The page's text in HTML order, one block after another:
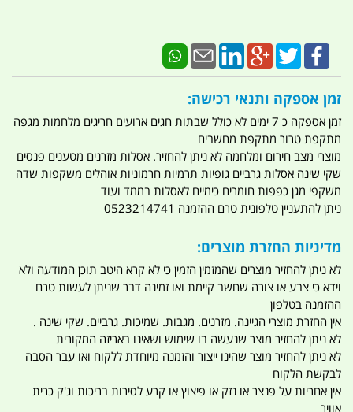
זמן אספקה ותנאי רכישה:
זמן אספקה כ 7 ימים לא כולל שבתות חגים ארועים חריגים מלחמות מגפה
מתקפת טרור מתקפת מחשבים
מוצרי מצב חירום ומלחמה לא ניתן להחזיר. אסלות מזרנים מטענים פנסים
שקי שינה אסלות גרביים גופיות תרמיות חרמוניות אוהלים משקפות שדה
משקפי מגן כפפות חומרים כימיים לאסלות בממד ועוד
ניתן להתעניין טלפונית טרם ההזמנה 0523214741
מדיניות החזרת מוצרים:
לא ניתן להחזיר מוצרים שהמזמין הזמין כי לא קרא היטב תוכן המודעה ולא
וידא כי צבע או צורה שחשב קיימת ואו זמינה דבר שניתן לעשות טרם
ההזמנה בטלפון
אין החזרת מוצרי הגיינה. מזרנים. מגבות. שמיכות. גרביים. שקי שינה .
לא ניתן להחזיר מוצר שנעשה בו שימוש ושאינו באריזה המקורית
לא ניתן להחזיר מוצר שהינו ייצור והזמנה מיוחדת ללקוח ואו עבר הסבה
לבקשת הלקוח
אין אחריות על פנצר או נזק או פיצוץ או קרע לסירות בריכות וג'ק כרית
אוויר